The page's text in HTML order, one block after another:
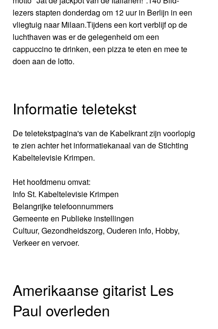
lezers stapten donderdag om 12 uur in Berlijn in een
vliegtuig naar Milaan.Tijdens een kort verblijf op de
luchthaven was er de gelegenheid om een
cappuccino te drinken, een pizza te eten en mee te
doen aan de lotto.
Informatie teletekst
De teletekstpagina's van de Kabelkrant zijn voorlopig
te zien achter het informatiekanaal van de Stichting
Kabeltelevisie Krimpen.
Het hoofdmenu omvat:
Info St. Kabeltelevisie Krimpen
Belangrijke telefoonnummers
Gemeente en Publieke instellingen
Cultuur, Gezondheidszorg, Ouderen info, Hobby,
Verkeer en vervoer.
Amerikaanse gitarist Les
Paul overleden